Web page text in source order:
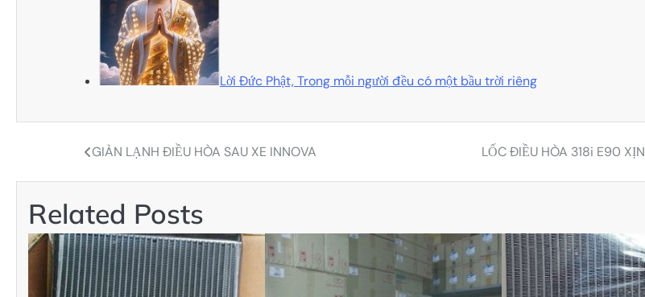
Lời Đức Phật, Trong mỗi người đều có một bầu trời riêng
hướng
bài
viết
GIÀN LẠNH ĐIỀU HÒA SAU XE INNOVA LỐC ĐIỀU HÒA 318i E90 XỊN
Related Posts